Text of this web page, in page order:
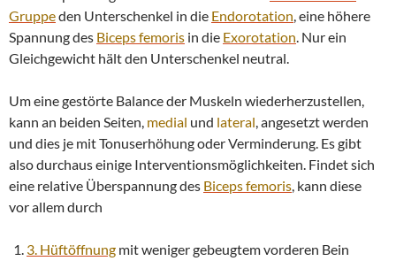
Gruppeden Unterschenkel in die Endorotation, eine höhere
Spannung des Biceps femoris in die Exorotation. Nur ein
Gleichgewicht hält den Unterschenkel neutral.
Um eine gestörte Balance der Muskeln wiederherzustellen,
kann an beiden Seiten, medial und lateral, angesetzt werden
und dies je mit Tonuserhöhung oder Verminderung. Es gibt
also durchaus einige Interventionsmöglichkeiten. Findet sich
eine relative Überspannung des Biceps femoris, kann diese
vor allem durch
3. Hüftöffnung mit weniger gebeugtem vorderen Bein